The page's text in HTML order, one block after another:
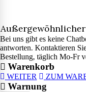
Bei uns gibt es keine
antworten. Kontaktieren
Bestellung, täglich Mo-Fr
Warenkorb
WEITER ZUM
Warnung